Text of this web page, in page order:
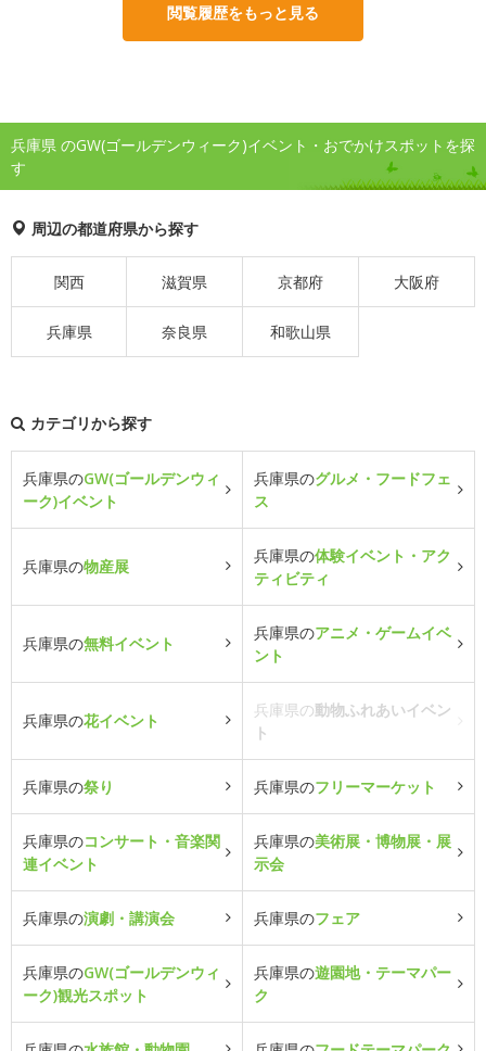
閲覧履歴をもっと見る
兵庫県 のGW(ゴールデンウィーク)イベント・おでかけスポットを探
す
周辺の都道府県から探す
関西 滋賀県 京都府 大阪府
兵庫県 奈良県 和歌山県
カテゴリから探す
兵庫県のGW(ゴールデンウィ
ーク)イベント
兵庫県のグルメ・フードフェ
ス
兵庫県の物産展
兵庫県の体験イベント・アク
ティビティ
兵庫県の無料イベント
兵庫県のアニメ・ゲームイベ
ント
兵庫県の花イベント
兵庫県の動物ふれあいイベン
ト
兵庫県の祭り 兵庫県のフリーマーケット
兵庫県のコンサート・音楽関
連イベント
兵庫県の美術展・博物展・展
示会
兵庫県の演劇・講演会 兵庫県のフェア
兵庫県のGW(ゴールデンウィ
ーク)観光スポット
兵庫県の遊園地・テーマパー
ク